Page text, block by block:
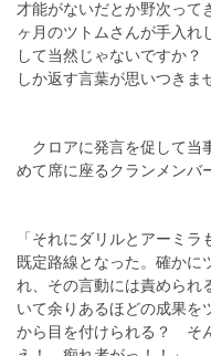
才能がないだとか野次って
ヶ月のツトムさんが手入れ
して当然じゃないですか
しか返す言葉が思いつきま
クロアに発言を促して当
めて席に座るクランメンバ
「それにダリルとアーミ
既定路線となった。確かに
れ、その言動には責められ
いて余りあるほどの成果
から目を付けられる？ そ